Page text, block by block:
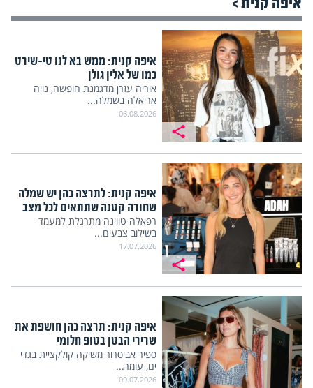
איפה קנית >
איפה קנית: ממש בא לנו טי-שירט
כמו של אלין גולן
אוריה עזרן מדגמנת חופשה, נויה
אריאלה בשמלה...
06.08.2026
איפה קנית: לתרצה כהן יש שמלה
שחורה קטנה שתתאים לכל מצב
רפאלה טווינה מתרגלת למעמד
בשילוב צבעים...
17.07.2026
איפה קנית: תרצה כהן חושפת את
שרירי הבטן בטופ חלומי
ספיר אביסרור משיקה קולקציית בגדי
ים, עומר...
09.07.2026